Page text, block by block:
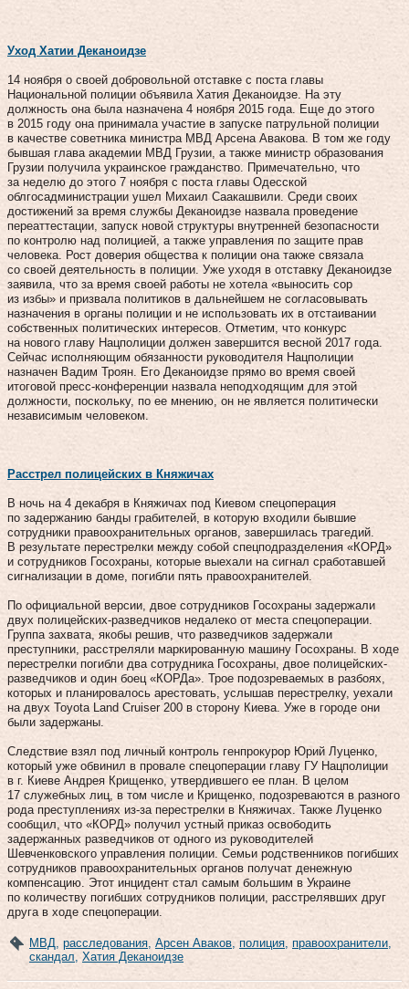
Уход Хатии Деканоидзе
14 ноября о своей добровольной отставке с поста главы
Национальной полиции объявила Хатия Деканоидзе. На эту
должность она была назначена 4 ноября 2015 года. Еще до этого
в 2015 году она принимала участие в запуске патрульной полиции
в качестве советника министра МВД Арсена Авакова. В том же году
бывшая глава академии МВД Грузии, а также министр образования
Грузии получила украинское гражданство. Примечательно, что
за неделю до этого 7 ноября с поста главы Одесской
облгосадминистрации ушел Михаил Саакашвили. Среди своих
достижений за время службы Деканоидзе назвала проведение
переаттестации, запуск новой структуры внутренней безопасности
по контролю над полицией, а также управления по защите прав
человека. Рост доверия общества к полиции она также связала
со своей деятельность в полиции. Уже уходя в отставку Деканоидзе
заявила, что за время своей работы не хотела «выносить сор
из избы» и призвала политиков в дальнейшем не согласовывать
назначения в органы полиции и не использовать их в отстаивании
собственных политических интересов. Отметим, что конкурс
на нового главу Нацполиции должен завершится весной 2017 года.
Сейчас исполняющим обязанности руководителя Нацполиции
назначен Вадим Троян. Его Деканоидзе прямо во время своей
итоговой пресс-конференции назвала неподходящим для этой
должности, поскольку, по ее мнению, он не является политически
независимым человеком.
Расстрел полицейских в Княжичах
В ночь на 4 декабря в Княжичах под Киевом спецоперация
по задержанию банды грабителей, в которую входили бывшие
сотрудники правоохранительных органов, завершилась трагедий.
В результате перестрелки между собой спецподразделения «КОРД»
и сотрудников Госохраны, которые выехали на сигнал сработавшей
сигнализации в доме, погибли пять правоохранителей.
По официальной версии, двое сотрудников Госохраны задержали
двух полицейских-разведчиков недалеко от места спецоперации.
Группа захвата, якобы решив, что разведчиков задержали
преступники, расстреляли маркированную машину Госохраны. В ходе
перестрелки погибли два сотрудника Госохраны, двое полицейских-
разведчиков и один боец «КОРДа». Трое подозреваемых в разбоях,
которых и планировалось арестовать, услышав перестрелку, уехали
на двух Toyota Land Cruiser 200 в сторону Киева. Уже в городе они
были задержаны.
Следствие взял под личный контроль генпрокурор Юрий Луценко,
который уже обвинил в провале спецоперации главу ГУ Нацполиции
в г. Киеве Андрея Крищенко, утвердившего ее план. В целом
17 служебных лиц, в том числе и Крищенко, подозреваются в разного
рода преступлениях из-за перестрелки в Княжичах. Также Луценко
сообщил, что «КОРД» получил устный приказ освободить
задержанных разведчиков от одного из руководителей
Шевченковского управления полиции. Семьи родственников погибших
сотрудников правоохранительных органов получат денежную
компенсацию. Этот инцидент стал самым большим в Украине
по количеству погибших сотрудников полиции, расстрелявших друг
друга в ходе спецоперации.
МВД расследования Арсен Аваков полиция правоохранители
скандал Хатия Деканоидзе